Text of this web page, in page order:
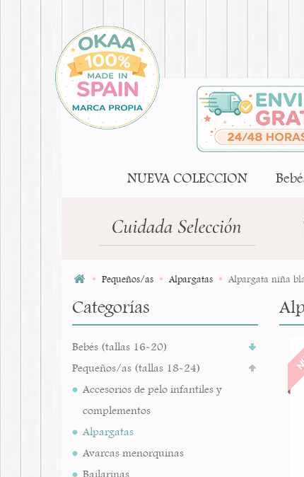
NUEVA COLECCION
Pequeños/as Alpargatas Alpargata niña
Categorías
Bebés (tallas 16-20)
Pequeños/as (tallas 18-24)
Accesorios de pelo infantiles y
complementos
Alpargatas
Avarcas menorquinas
Bailarinas